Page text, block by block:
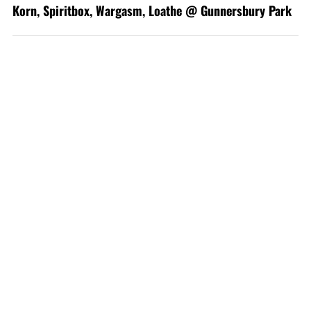
Korn, Spiritbox, Wargasm, Loathe @ Gunnersbury Park